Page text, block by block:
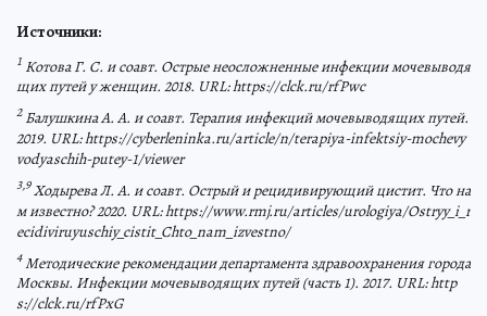
Источники:
1 Котова Г. С. и соавт. Острые неосложненные инфекции мочевыводя
щих путей у женщин. 2018. URL: https://clck.ru/rfPwc
2Балушкина А. А. и соавт. Терапия инфекций мочевыводящих путей.
2019. URL: https://cyberleninka.ru/article/n/terapiya-infektsiy-mochevy
vodyaschih-putey-1/viewer
3,9Ходырева Л. А. и соавт. Острый и рецидивирующий цистит. Что на
м известно? 2020. URL: https://www.rmj.ru/articles/urologiya/Ostryy_i_r
ecidiviruyuschiy_cistit_Chto_nam_izvestno/
4Методические рекомендации департамента здравоохранения города
Москвы. Инфекции мочевыводящих путей (часть 1). 2017. URL: http
s://clck.ru/rfPxG